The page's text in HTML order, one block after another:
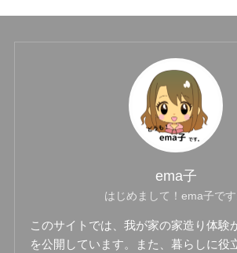
ema子
はじめまして！ema子です
このサイトでは、我が家の家造り体験
を公開しています。また、暮らしに役